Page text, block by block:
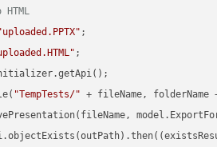
"TempTests/" + fileName, folderName
(